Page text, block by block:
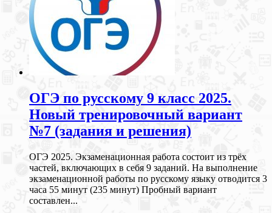
ОГЭ по русскому 9 класс 2025.
Новый тренировочный вариант
№7 (задания и решения)
ОГЭ 2025. Экзаменационная работа состоит из трёх
частей, включающих в себя 9 заданий. На выполнение
экзаменационной работы по русскому языку отводится 3
часа 55 минут (235 минут) Пробный вариант
составлен...